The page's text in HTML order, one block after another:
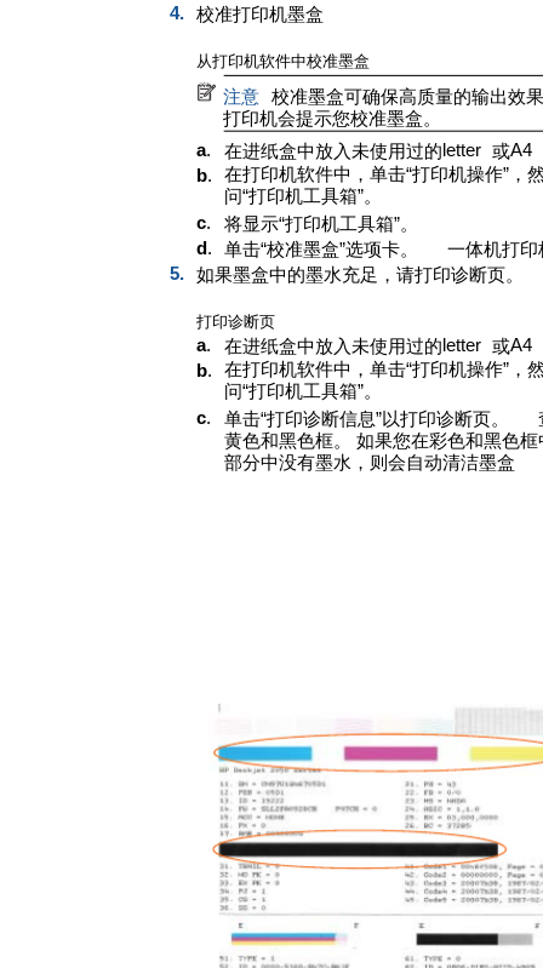
4. 校准打印机墨盒
从打印机软件中校准墨盒
注意 校准墨盒可确保高质量的输出效
打印机会提示您校准墨盒。
a. 在进纸盒中放入未使用过的letter 或A4
b.
在打印机软件中，单击“打印机操作”，
问“打印机工具箱”。
c.
将显示“打印机工具箱”。
d. 单击“校准墨盒”选项卡。
一体机打印
5. 如果墨盒中的墨水充足，请打印诊断页。
打印诊断页
a. 在进纸盒中放入未使用过的letter 或A4
b.
在打印机软件中，单击“打印机操作”，
问“打印机工具箱”。
c. 单击“打印诊断信息”以打印诊断页。
黄色和黑色框。
如果您在彩色和黑色
部分中没有墨水，则会自动清洁墨盒